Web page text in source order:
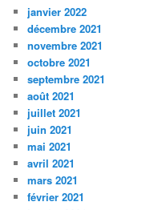
janvier 2022
décembre 2021
novembre 2021
octobre 2021
septembre 2021
août 2021
juillet 2021
juin 2021
mai 2021
avril 2021
mars 2021
février 2021